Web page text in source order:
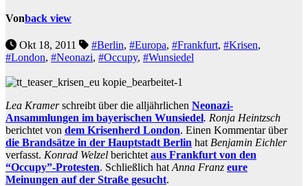
Vonback view
Okt 18, 2011 #Berlin, #Europa, #Frankfurt, #Krisen,
#London, #Neonazi, #Occupy, #Wunsiedel
Lea Kramerschreibt über die alljährlichen Neonazi-
Ansammlungen im bayerischen Wunsiedel. Ronja Heintzsch
berichtet von dem Krisenherd London. Einen Kommentar über
die Brandsätze in der Hauptstadt Berlin hat Benjamin Eichler
verfasst. Konrad Welzel berichtet aus Frankfurt von den
“Occupy”-Protesten. Schließlich hat Anna Franz eure
Meinungen auf der Straße gesucht.